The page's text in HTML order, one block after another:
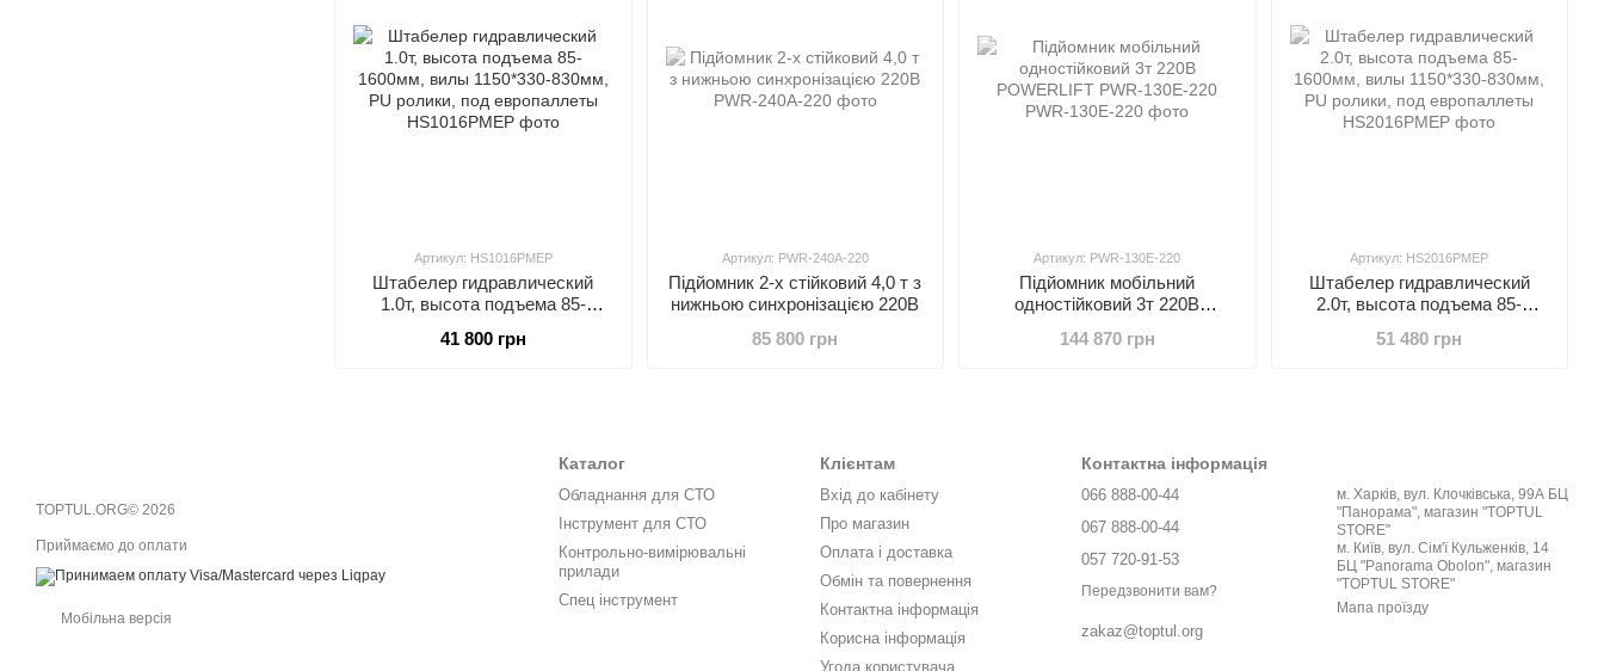
Артикул: HS1016PMEP
Штабелер гидравлический
1.0т, высота подъема 85-
PU ролики, под европаллеты
41 800 грн
Артикул: PWR-240A-220
Підйомник 2-х стійковий 4,0 т з
нижньою синхронізацією 220В
85 800 грн
Артикул: PWR-130E-220
Підйомник мобільний
одностійковий 3т 220В
144 870 грн
Артикул: HS2016PMEP
Штабелер гидравлический
2.0т, высота подъема 85-
PU ролики, под европаллеты
51 480 грн
TOPTUL.ORG© 2026
Приймаємо до оплати
Мобільна версія
Каталог
Обладнання для СТО
Інструмент для СТО
Контрольно-вимірювальні
прилади
Спец інструмент
Клієнтам
Вхід до кабінету
Про магазин
Оплата і доставка
Обмін та повернення
Контактна інформація
Корисна інформація
Угода користувача
Контактна інформація
066 888-00-44
067 888-00-44
057 720-91-53
Передзвонити вам?
zakaz@toptul.org
м. Харків, вул. Клочківська, 99А БЦ
"Панорама", магазин "TOPTUL
STORE"
м. Київ, вул. Сім'ї Кульженків, 14
БЦ "Panorama Obolon", магазин
"TOPTUL STORE"
Мапа проїзду